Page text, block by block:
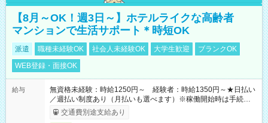
【8月～OK！週3日～】ホテルライクな高齢者
マンションで生活サポート＊時短OK
派遣 職種未経験OK 社会人未経験OK 大学生歓迎
ブランクOK
WEB登録・面接OK
給与
無資格未経験：時給1250円～ 経験者：時給1350円～★日払い
／週払い制度あり（月払いも選べます）※稼働開始時は手続き完
了次第のお支払いとなります。
交通費別途支給あり